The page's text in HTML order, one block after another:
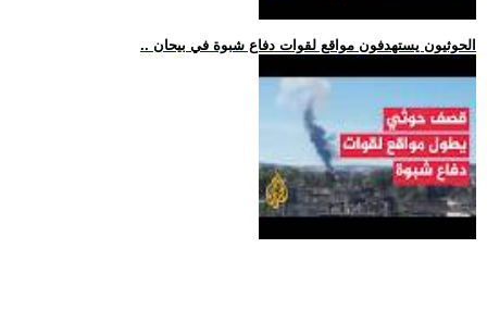
.. الحوثيون يستهدفون مواقع لقوات دفاع شبوة في بيحان